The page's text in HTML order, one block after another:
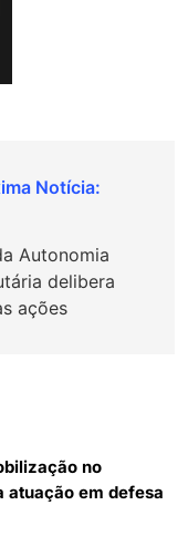
Autonomia
delibera
ações
no
atuação em defesa